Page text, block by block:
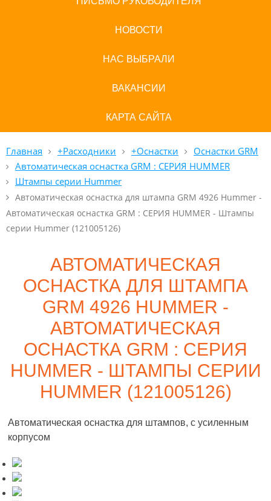
НОВОСТИ
НАС ВЫБРАЛИ
ВАКАНСИИ
КАРТА САЙТА
Главная +Расходники +Оснастки
Оснастки GRM
Автоматическая оснастка GRM : СЕРИЯ HUMMER
Штампы серии Hummer
Автоматическая оснастка для штампа GRM 4926 Hummer -
Автоматическая оснастка GRM : СЕРИЯ HUMMER - Штампы
серии Hummer (121005126)
АВТОМАТИЧЕСКАЯ
ОСНАСТКА ДЛЯ ШТАМПА
GRM 4926 HUMMER -
АВТОМАТИЧЕСКАЯ
ОСНАСТКА GRM : СЕРИЯ
HUMMER - ШТАМПЫ СЕРИИ
HUMMER (121005126)
Автоматическая оснастка для штампов, с усиленным
корпусом